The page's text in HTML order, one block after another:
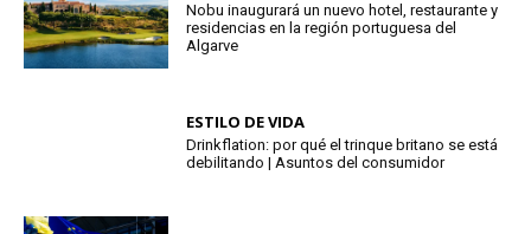
Nobu inaugurará un nuevo hotel, restaurante y
residencias en la región portuguesa del
Algarve
ESTILO DE VIDA
Drinkflation: por qué el trinque britano se está
debilitando | Asuntos del consumidor